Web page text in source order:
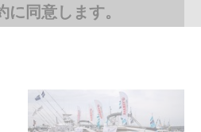
企業・事業活動の紹介目的だけ
ず、報道関係者はヤマハ発動機
品に対する、誤解、混乱を生ぜ
に同意します。